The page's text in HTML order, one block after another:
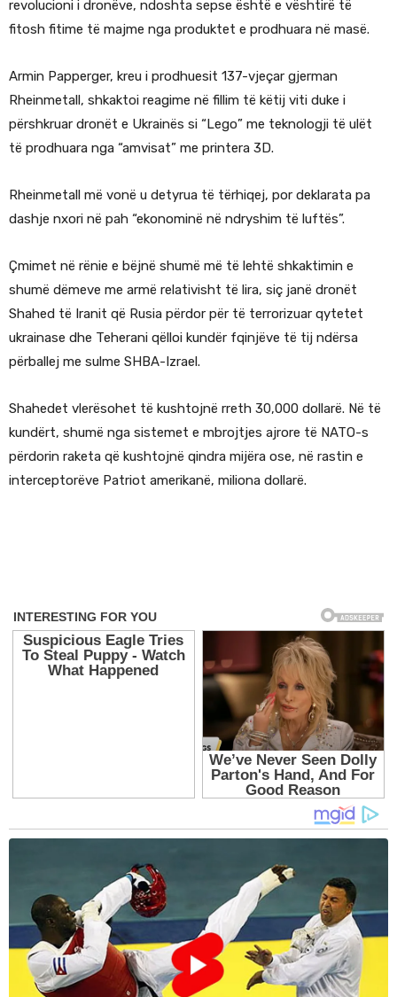
revolucioni i dronëve, ndoshta sepse është e vështirë të
fitosh fitime të majme nga produktet e prodhuara në masë.
Armin Papperger, kreu i prodhuesit 137-vjeçar gjerman
Rheinmetall, shkaktoi reagime në fillim të këtij viti duke i
përshkruar dronët e Ukrainës si “Lego” me teknologji të ulët
të prodhuara nga “amvisat” me printera 3D.
Rheinmetall më vonë u detyrua të tërhiqej, por deklarata pa
dashje nxori në pah “ekonominë në ndryshim të luftës”.
Çmimet në rënie e bëjnë shumë më të lehtë shkaktimin e
shumë dëmeve me armë relativisht të lira, siç janë dronët
Shahed të Iranit që Rusia përdor për të terrorizuar qytetet
ukrainase dhe Teherani qëlloi kundër fqinjëve të tij ndërsa
përballej me sulme SHBA-Izrael.
Shahedet vlerësohet të kushtojnë rreth 30,000 dollarë. Në të
kundërt, shumë nga sistemet e mbrojtjes ajrore të NATO-s
përdorin raketa që kushtojnë qindra mijëra ose, në rastin e
interceptorëve Patriot amerikanë, miliona dollarë.